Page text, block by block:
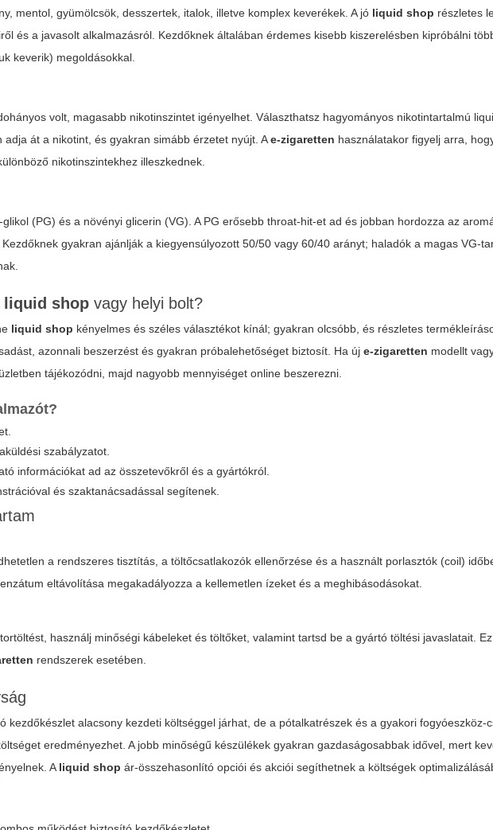
mentol, gyümölcsök, desszertek, italok, illetve komplex keverékek. A jó liquid shop részletes
és a javasolt alkalmazásról. Kezdőknek általában érdemes kisebb kiszerelésben kipróbálni
keverik) megoldásokkal.
volt, magasabb nikotinszintet igényelhet. Választhatsz hagyományos nikotintartalmú
át a nikotint, és gyakran simább érzetet nyújt. Ae-zigaretten használatakor figyelj arra,
nikotinszintekhez illeszkednek.
(PG) és a növényi glicerin (VG). A PG erősebb throat-hit-et ad és jobban hordozza az
gyakran ajánlják a kiegyensúlyozott 50/50 vagy 60/40 arányt; haladók a magas VG-
liquid shop vagy helyi bolt?
liquid shop kényelmes és széles választékot kínál; gyakran olcsóbb, és részletes
azonnali beszerzést és gyakran próbalehetőséget biztosít. Ha úje-zigaretten modellt
tájékozódni, majd nagyobb mennyiséget online beszerezni.
szabályzatot.
információkat ad az összetevőkről és a gyártókról.
és szaktanácsadással segítenek.
a rendszeres tisztítás, a töltőcsatlakozók ellenőrzése és a használt porlasztók (coil)
eltávolítása megakadályozza a kellemetlen ízeket és a meghibásodásokat.
használj minőségi kábeleket és töltőket, valamint tartsd be a gyártó töltési javaslatait. Ez
rendszerek esetében.
kezdőkészlet alacsony kezdeti költséggel járhat, de a pótalkatrészek és a gyakori fogyóeszköz-
eredményezhet. A jobb minőségű készülékek gyakran gazdaságosabbak idővel, mert
A liquid shop ár-összehasonlító opciói és akciói segíthetnek a költségek